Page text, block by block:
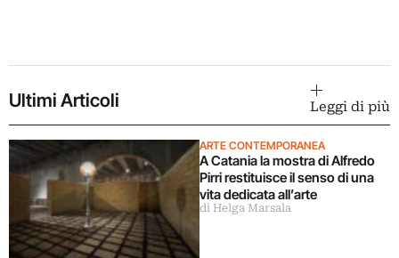
Ultimi Articoli Leggi di più
ARTE CONTEMPORANEA
A Catania la mostra di Alfredo
Pirri restituisce il senso di una
vita dedicata all’arte
di Helga Marsala